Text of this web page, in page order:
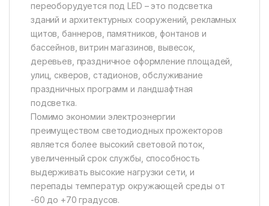
переоборудуется под LED – это подсветка
зданий и архитектурных сооружений, рекламных
щитов, баннеров, памятников, фонтанов и
бассейнов, витрин магазинов, вывесок,
деревьев, праздничное оформление площадей,
улиц, скверов, стадионов, обслуживание
праздничных программ и ландшафтная
подсветка.
Помимо экономии электроэнергии
преимуществом светодиодных прожекторов
является более высокий световой поток,
увеличенный срок службы, способность
выдерживать высокие нагрузки сети, и
перепады температур окружающей среды от
-60 до +70 градусов.